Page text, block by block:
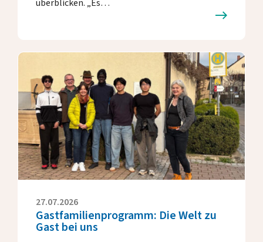
überblicken. „Es…
27.07.2026
Gastfamilienprogramm: Die Welt zu
Gast bei uns